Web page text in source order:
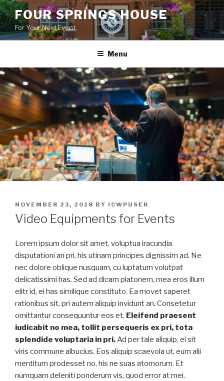
Skip
to
content
FOUR SPRINGS HOUSE
For Your Next Event
Menu
POSTED
ON
NOVEMBER 23, 2018 BY ICWPUSER
Video Equipments for Events
Lorem ipsum dolor sit amet, voluptua iracundia
disputationi an pri, his utinam principes dignissim ad. Ne
nec dolore oblique nusquam, cu luptatum volutpat
delicatissimi has. Sed ad dicam platonem, mea eros illum
elitr id, ei has similique constituto. Ea movet saperet
rationibus sit, pri autem aliquip invidunt an. Consetetur
omittantur consequuntur eos et. Eleifend praesent
iudicabit no mea, tollit persequeris ex pri, tota
splendide voluptaria in pri.Ad per tale aliquip, ei sit
viris commune albucius. Eos aliquip scaevola ut, eum alii
mentitum prodesset no, his ne suas atomorum. Et
numquam deleniti ponderum vis, quod error at mei.